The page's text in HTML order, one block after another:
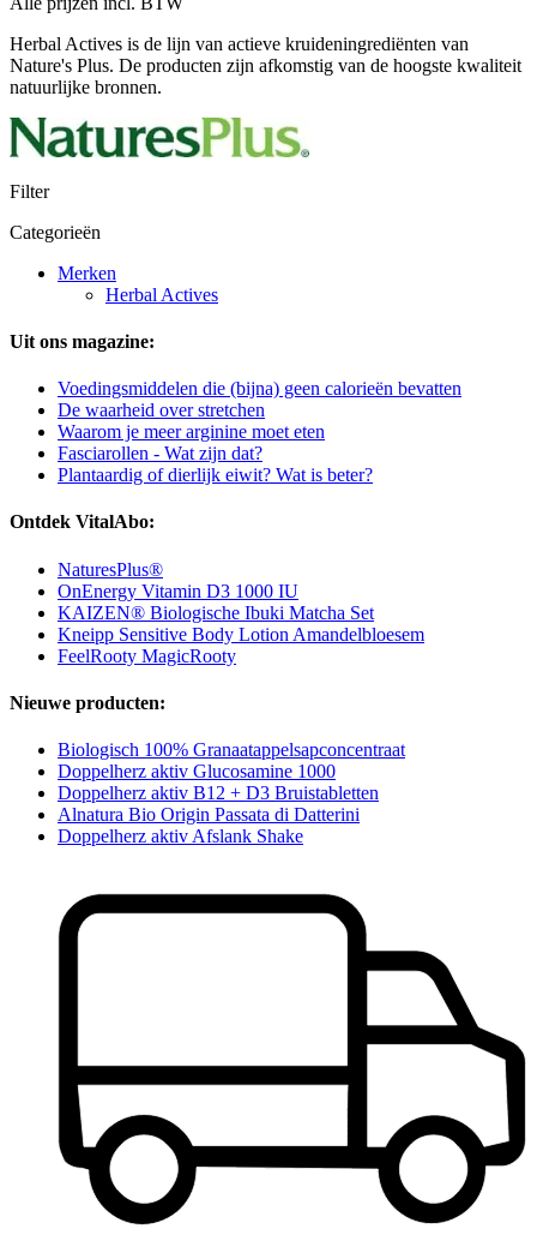
Herbal Actives is de lijn van actieve kruideningrediënten van
Nature's Plus. De producten zijn afkomstig van de hoogste kwaliteit
natuurlijke bronnen.
Filter
Categorieën
Merken
Herbal Actives
Uit ons magazine:
Voedingsmiddelen die (bijna) geen calorieën bevatten
De waarheid over stretchen
Waarom je meer arginine moet eten
Fasciarollen - Wat zijn dat?
Plantaardig of dierlijk eiwit? Wat is beter?
Ontdek VitalAbo:
NaturesPlus®
OnEnergy Vitamin D3 1000 IU
KAIZEN® Biologische Ibuki Matcha Set
Kneipp Sensitive Body Lotion Amandelbloesem
FeelRooty MagicRooty
Nieuwe producten:
Biologisch 100% Granaatappelsapconcentraat
Doppelherz aktiv Glucosamine 1000
Doppelherz aktiv B12 + D3 Bruistabletten
Alnatura Bio Origin Passata di Datterini
Doppelherz aktiv Afslank Shake